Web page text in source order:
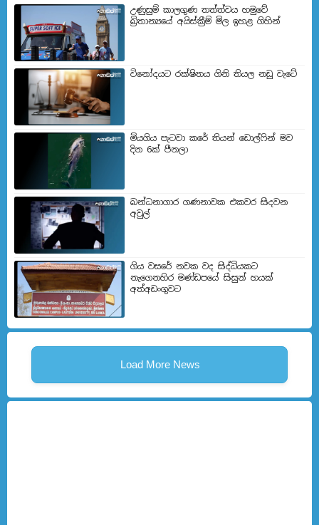
උණුසුම් කාලගුණ තත්ත්වය හමුවේ
බ්‍රිතාන්‍යයේ අයිස්ක්‍රීම් මිල ඉහළ ගිහින්
විනෝදයට රක්ෂිතය ගිනි තියල නඩු වැටේ
මියගිය පැටවා කරේ තියන් ඩොල්ෆින් මව
දින 6ක් පීනලා
බන්ධනාගාර ගණනාවක එකවර සිදවන
අවුල්
ගිය වසරේ නවක වද සිද්ධියකට
නැගෙනහිර මණ්ඩපයේ සිසුන් හයක්
අත්අඩංගුවට
Load More News